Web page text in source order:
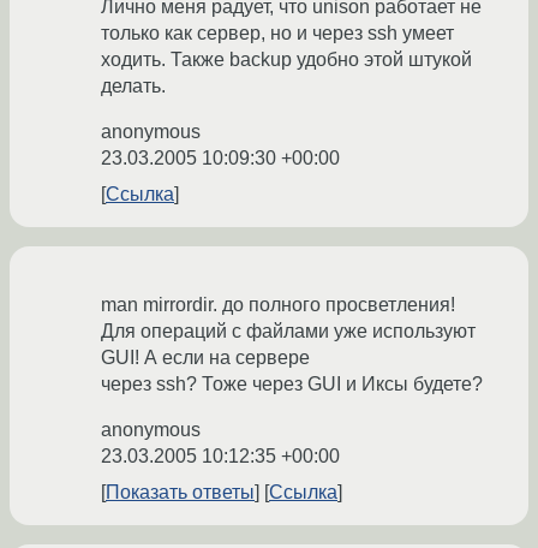
Лично меня радует, что unison работает не
только как сервер, но и через ssh умеет
ходить. Также backup удобно этой штукой
делать.
anonymous
23.03.2005 10:09:30 +00:00
Ссылка
man mirrordir. до полного просветления!
Для операций с файлами уже используют
GUI! А если на сервере
через ssh? Тоже через GUI и Иксы будете?
anonymous
23.03.2005 10:12:35 +00:00
Показать ответы
Ссылка